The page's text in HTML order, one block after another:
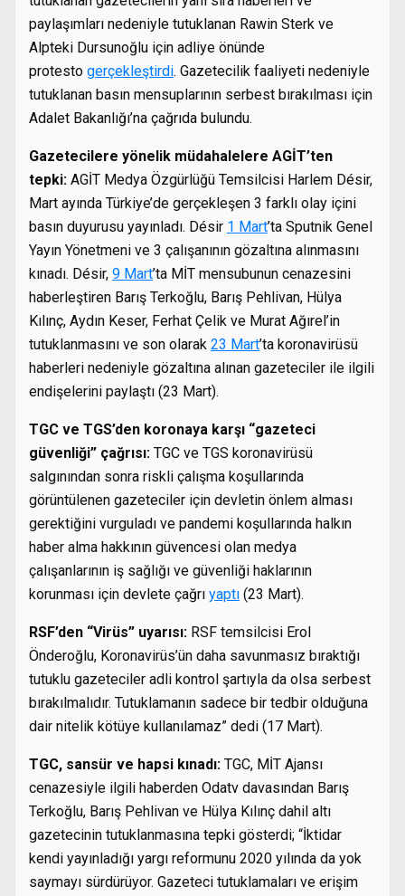
paylaşımları nedeniyle tutuklanan Rawin Sterk ve
Alpteki Dursunoğlu için adliye önünde
protesto gerçekleştirdi. Gazetecilik faaliyeti nedeniyle
tutuklanan basın mensuplarının serbest bırakılması için
Adalet Bakanlığı’na çağrıda bulundu.
Gazetecilere yönelik müdahalelere AGİT’ten
tepki: AGİT Medya Özgürlüğü Temsilcisi Harlem Désir,
Mart ayında Türkiye’de gerçekleşen 3 farklı olay içini
basın duyurusu yayınladı. Désir 1 Mart’ta Sputnik Genel
Yayın Yönetmeni ve 3 çalışanının gözaltına alınmasını
kınadı. Désir, 9 Mart’ta MİT mensubunun cenazesini
haberleştiren Barış Terkoğlu, Barış Pehlivan, Hülya
Kılınç, Aydın Keser, Ferhat Çelik ve Murat Ağırel’in
tutuklanmasını ve son olarak 23 Mart’ta koronavirüsü
haberleri nedeniyle gözaltına alınan gazeteciler ile ilgili
endişelerini paylaştı (23 Mart).
TGC ve TGS’den koronaya karşı “gazeteci
güvenliği” çağrısı: TGC ve TGS koronavirüsü
salgınından sonra riskli çalışma koşullarında
görüntülenen gazeteciler için devletin önlem alması
gerektiğini vurguladı ve pandemi koşullarında halkın
haber alma hakkının güvencesi olan medya
çalışanlarının iş sağlığı ve güvenliği haklarının
korunması için devlete çağrı yaptı (23 Mart).
RSF’den “Virüs” uyarısı: RSF temsilcisi Erol
Önderoğlu, Koronavirüs’ün daha savunmasız bıraktığı
tutuklu gazeteciler adli kontrol şartıyla da olsa serbest
bırakılmalıdır. Tutuklamanın sadece bir tedbir olduğuna
dair nitelik kötüye kullanılamaz” dedi (17 Mart).
TGC, sansür ve hapsi kınadı: TGC, MİT Ajansı
cenazesiyle ilgili haberden Odatv davasından Barış
Terkoğlu, Barış Pehlivan ve Hülya Kılınç dahil altı
gazetecinin tutuklanmasına tepki gösterdi; “İktidar
kendi yayınladığı yargı reformunu 2020 yılında da yok
saymayı sürdürüyor. Gazeteci tutuklamaları ve erişim